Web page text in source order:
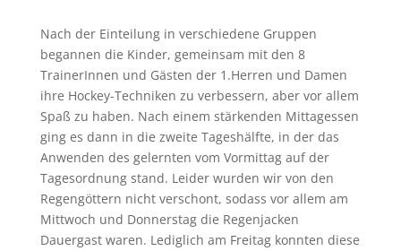
Nach der Einteilung in verschiedene Gruppen
begannen die Kinder, gemeinsam mit den 8
TrainerInnen und Gästen der 1.Herren und Damen
ihre Hockey-Techniken zu verbessern, aber vor allem
Spaß zu haben. Nach einem stärkenden Mittagessen
ging es dann in die zweite Tageshälfte, in der das
Anwenden des gelernten vom Vormittag auf der
Tagesordnung stand. Leider wurden wir von den
Regengöttern nicht verschont, sodass vor allem am
Mittwoch und Donnerstag die Regenjacken
Dauergast waren. Lediglich am Freitag konnten diese